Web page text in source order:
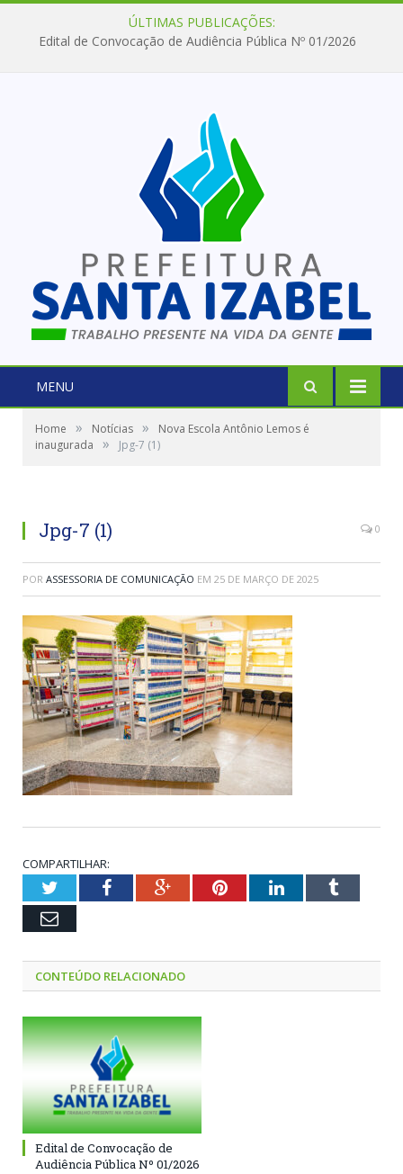
ÚLTIMAS PUBLICAÇÕES:
Edital de Convocação de Audiência Pública Nº 01/2026
MENU
Home » Notícias »
Nova Escola Antônio Lemos é
inaugurada
» Jpg-7 (1)
Jpg-7 (1) 0
POR ASSESSORIA DE COMUNICAÇÃO EM 25 DE MARÇO DE 2025
COMPARTILHAR:
TwitterFacebookGoogle+PinterestLinkedInTumblr
Email
CONTEÚDO RELACIONADO
Edital de Convocação de
Audiência Pública Nº 01/2026